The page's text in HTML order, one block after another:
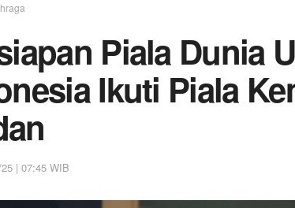
Piala Dunia
Ikuti Piala
| 07:45 WIB